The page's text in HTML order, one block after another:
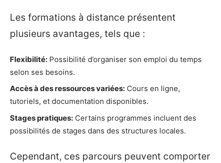
Les formations à distance présentent
plusieurs avantages, tels que :
Flexibilité: Possibilité d’organiser son emploi du temps
selon ses besoins.
Accès à des ressources variées: Cours en ligne,
tutoriels, et documentation disponibles.
Stages pratiques: Certains programmes incluent des
possibilités de stages dans des structures locales.
Cependant, ces parcours peuvent comporter